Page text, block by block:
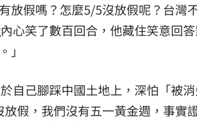
放假嗎？怎麼5/5沒放假呢？台灣
心笑了數百回合，他藏住笑意回
」
自己腳踩中國土地上，深怕「被
假，我們沒有五一黃金週，事實